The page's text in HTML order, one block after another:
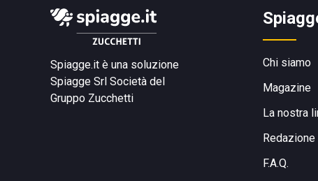
Spiagge.it è una soluzione
Spiagge Srl Società del
Gruppo Zucchetti
Chi siamo
Magazine
La nostra
Redazione
F.A.Q.